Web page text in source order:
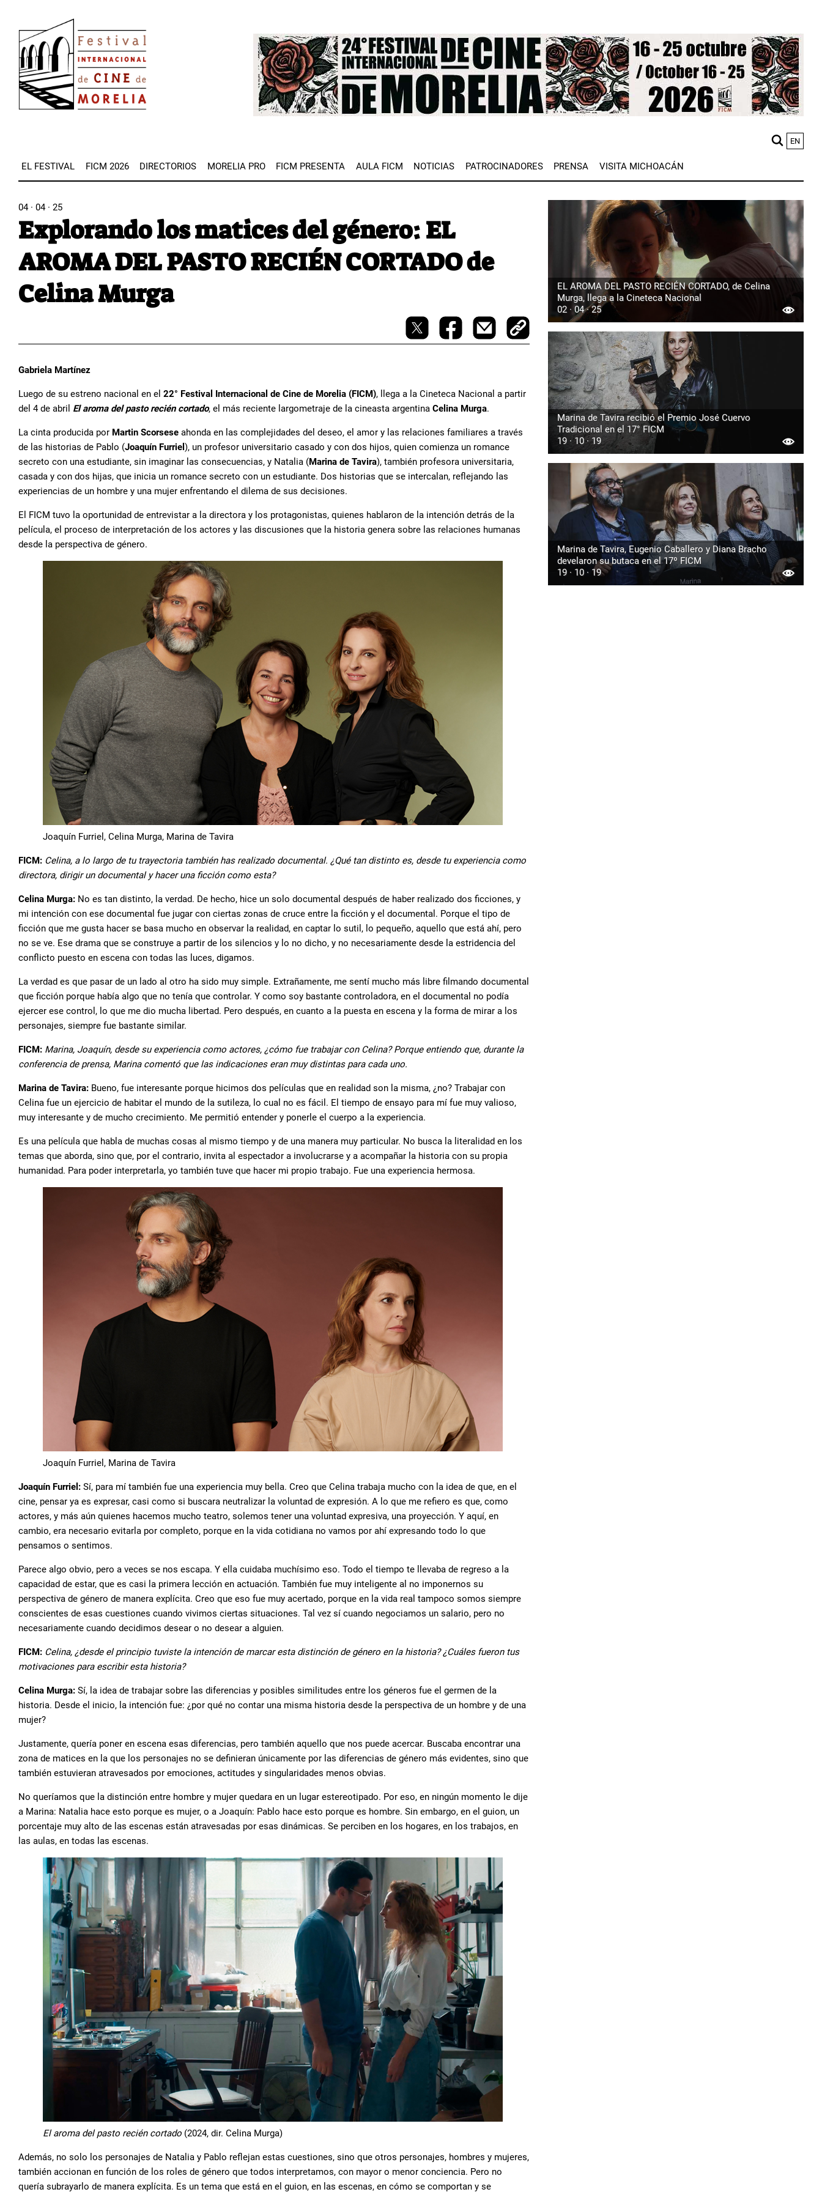
contenido
principal
Image
EN
EL FESTIVAL FICM 2026 DIRECTORIOS MORELIA PRO FICM PRESENTA AULA FICM NOTICIAS PATROCINADORES PRENSA VISITA MICHOACÁN
04 · 04 · 25
Explorando los matices del género: EL
AROMA DEL PASTO RECIÉN CORTADO de
Celina Murga
Gabriela Martínez
Luego de su estreno nacional en el 22° Festival Internacional de Cine de Morelia (FICM), llega a la Cineteca Nacional a partir
del 4 de abril El aroma del pasto recién cortado, el más reciente largometraje de la cineasta argentina Celina Murga.
La cinta producida por Martin Scorsese ahonda en las complejidades del deseo, el amor y las relaciones familiares a través
de las historias de Pablo (Joaquín Furriel ), un profesor universitario casado y con dos hijos, quien comienza un romance
secreto con una estudiante, sin imaginar las consecuencias, y Natalia (Marina de Tavira), también profesora universitaria,
casada y con dos hijas, que inicia un romance secreto con un estudiante. Dos historias que se intercalan, reflejando las
experiencias de un hombre y una mujer enfrentando el dilema de sus decisiones.
El FICM tuvo la oportunidad de entrevistar a la directora y los protagonistas, quienes hablaron de la intención detrás de la
película, el proceso de interpretación de los actores y las discusiones que la historia genera sobre las relaciones humanas
desde la perspectiva de género.
Joaquín Furriel, Celina Murga, Marina de Tavira
FICM: Celina, a lo largo de tu trayectoria también has realizado documental. ¿Qué tan distinto es, desde tu experiencia como
directora, dirigir un documental y hacer una ficción como esta?
Celina Murga: No es tan distinto, la verdad. De hecho, hice un solo documental después de haber realizado dos ficciones, y
mi intención con ese documental fue jugar con ciertas zonas de cruce entre la ficción y el documental. Porque el tipo de
ficción que me gusta hacer se basa mucho en observar la realidad, en captar lo sutil, lo pequeño, aquello que está ahí, pero
no se ve. Ese drama que se construye a partir de los silencios y lo no dicho, y no necesariamente desde la estridencia del
conflicto puesto en escena con todas las luces, digamos.
La verdad es que pasar de un lado al otro ha sido muy simple. Extrañamente, me sentí mucho más libre filmando documental
que ficción porque había algo que no tenía que controlar. Y como soy bastante controladora, en el documental no podía
ejercer ese control, lo que me dio mucha libertad. Pero después, en cuanto a la puesta en escena y la forma de mirar a los
personajes, siempre fue bastante similar.
FICM: Marina, Joaquín, desde su experiencia como actores, ¿cómo fue trabajar con Celina? Porque entiendo que, durante la
conferencia de prensa, Marina comentó que las indicaciones eran muy distintas para cada uno.
Marina de Tavira: Bueno, fue interesante porque hicimos dos películas que en realidad son la misma, ¿no? Trabajar con
Celina fue un ejercicio de habitar el mundo de la sutileza, lo cual no es fácil. El tiempo de ensayo para mí fue muy valioso,
muy interesante y de mucho crecimiento. Me permitió entender y ponerle el cuerpo a la experiencia.
Es una película que habla de muchas cosas al mismo tiempo y de una manera muy particular. No busca la literalidad en los
temas que aborda, sino que, por el contrario, invita al espectador a involucrarse y a acompañar la historia con su propia
humanidad. Para poder interpretarla, yo también tuve que hacer mi propio trabajo. Fue una experiencia hermosa.
Joaquín Furriel, Marina de Tavira
Joaquín Furriel: Sí, para mí también fue una experiencia muy bella. Creo que Celina trabaja mucho con la idea de que, en el
cine, pensar ya es expresar, casi como si buscara neutralizar la voluntad de expresión. A lo que me refiero es que, como
actores, y más aún quienes hacemos mucho teatro, solemos tener una voluntad expresiva, una proyección. Y aquí, en
cambio, era necesario evitarla por completo, porque en la vida cotidiana no vamos por ahí expresando todo lo que
pensamos o sentimos.
Parece algo obvio, pero a veces se nos escapa. Y ella cuidaba muchísimo eso. Todo el tiempo te llevaba de regreso a la
capacidad de estar, que es casi la primera lección en actuación. También fue muy inteligente al no imponernos su
perspectiva de género de manera explícita. Creo que eso fue muy acertado, porque en la vida real tampoco somos siempre
conscientes de esas cuestiones cuando vivimos ciertas situaciones. Tal vez sí cuando negociamos un salario, pero no
necesariamente cuando decidimos desear o no desear a alguien.
FICM: Celina, ¿desde el principio tuviste la intención de marcar esta distinción de género en la historia? ¿Cuáles fueron tus
motivaciones para escribir esta historia?
Celina Murga: Sí, la idea de trabajar sobre las diferencias y posibles similitudes entre los géneros fue el germen de la
historia. Desde el inicio, la intención fue: ¿por qué no contar una misma historia desde la perspectiva de un hombre y de una
mujer?
Justamente, quería poner en escena esas diferencias, pero también aquello que nos puede acercar. Buscaba encontrar una
zona de matices en la que los personajes no se definieran únicamente por las diferencias de género más evidentes, sino que
también estuvieran atravesados por emociones, actitudes y singularidades menos obvias.
No queríamos que la distinción entre hombre y mujer quedara en un lugar estereotipado. Por eso, en ningún momento le dije
a Marina: Natalia hace esto porque es mujer, o a Joaquín: Pablo hace esto porque es hombre. Sin embargo, en el guion, un
porcentaje muy alto de las escenas están atravesadas por esas dinámicas. Se perciben en los hogares, en los trabajos, en
las aulas, en todas las escenas.
El aroma del pasto recién cortado (2024, dir. Celina Murga)
Además, no solo los personajes de Natalia y Pablo reflejan estas cuestiones, sino que otros personajes, hombres y mujeres,
también accionan en función de los roles de género que todos interpretamos, con mayor o menor conciencia. Pero no
quería subrayarlo de manera explícita. Es un tema que está en el guion, en las escenas, en cómo se comportan y se
EL AROMA DEL PASTO RECIÉN CORTADO, de Celina
Murga, llega a la Cineteca Nacional
02 · 04 · 25
Marina de Tavira recibió el Premio José Cuervo
Tradicional en el 17° FICM
19 · 10 · 19
Marina de Tavira, Eugenio Caballero y Diana Bracho
develaron su butaca en el 17º FICM
19 · 10 · 19